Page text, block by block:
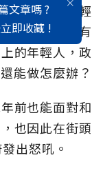
文章嗎 ?
即收藏 !
上攀升，年輕
個好幾年才有
的年輕人，政
能做怎麼辦？
前也能面對和
也因此在街頭
出怒吼。